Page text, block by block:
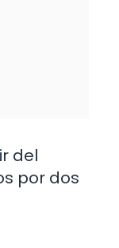
del
por dos